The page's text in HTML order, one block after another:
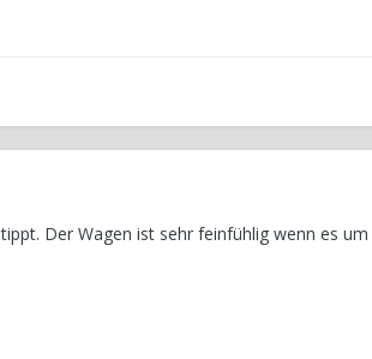
Der Wagen ist sehr feinfühlig wenn es um